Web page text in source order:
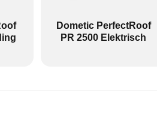
Dometic PerfectRoof
PR 2500 Elektrisch